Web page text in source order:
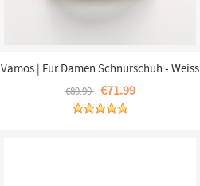
Vamos | Fur Damen Schnurschuh - Weiss
€89.99 €71.99